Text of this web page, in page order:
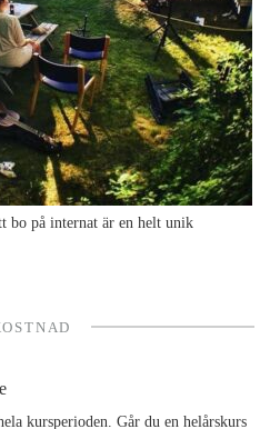
på internat är en helt unik
kursperioden. Går du en helårskurs